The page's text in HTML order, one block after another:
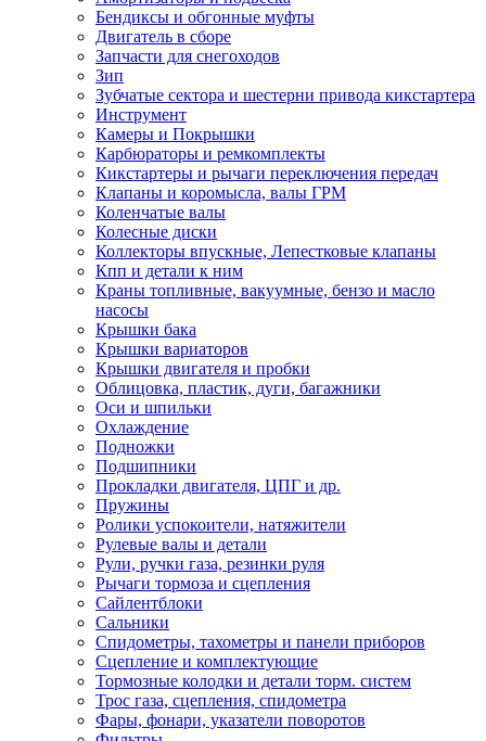
Бендиксы и обгонные муфты
Двигатель в сборе
Запчасти для снегоходов
Зип
Зубчатые сектора и шестерни привода кикстартера
Инструмент
Камеры и Покрышки
Карбюраторы и ремкомплекты
Кикстартеры и рычаги переключения передач
Клапаны и коромысла, валы ГРМ
Коленчатые валы
Колесные диски
Коллекторы впускные, Лепестковые клапаны
Кпп и детали к ним
Краны топливные, вакуумные, бензо и масло
насосы
Крышки бака
Крышки вариаторов
Крышки двигателя и пробки
Облицовка, пластик, дуги, багажники
Оси и шпильки
Охлаждение
Подножки
Подшипники
Прокладки двигателя, ЦПГ и др.
Пружины
Ролики успокоители, натяжители
Рулевые валы и детали
Рули, ручки газа, резинки руля
Рычаги тормоза и сцепления
Сайлентблоки
Сальники
Спидометры, тахометры и панели приборов
Сцепление и комплектующие
Тормозные колодки и детали торм. систем
Трос газа, сцепления, спидометра
Фары, фонари, указатели поворотов